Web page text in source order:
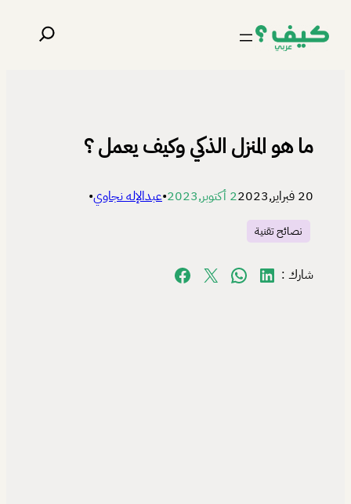
البحث
ما هو المنزل الذكي وكيف يعمل ؟
20 فبراير,2023 2 أكتوبر,2023 •عبدالإله نجاوي•
نصائح تقنية
شارك : Share on LinkedIn
Share on WhatsApp
Share on X
Share on Facebook